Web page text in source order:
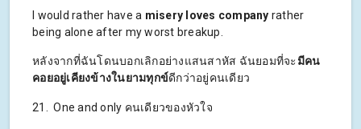
I would rather have a misery loves company rather
being alone after my worst breakup.
หลังจากที่ฉันโดนบอกเลิกอย่างแสนสาหัส ฉันยอมที่จะมีคน
คอยอยู่เคียงข้างในยามทุกข์ดีกว่าอยู่คนเดียว
21. One and only คนเดียวของหัวใจ